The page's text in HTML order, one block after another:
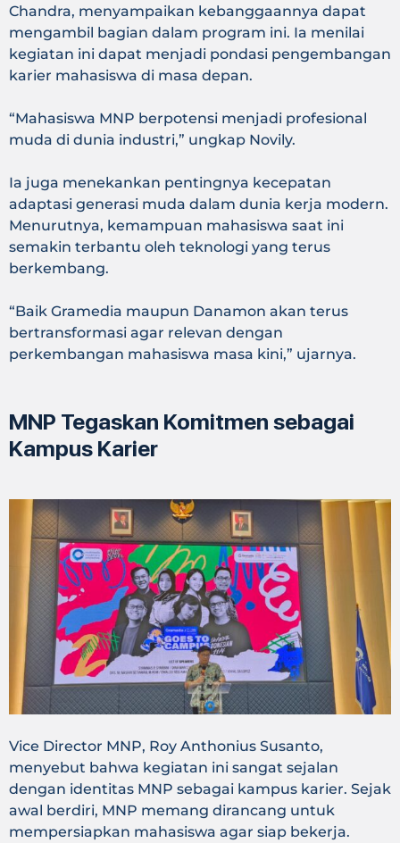
Chandra, menyampaikan kebanggaannya dapat
mengambil bagian dalam program ini. Ia menilai
kegiatan ini dapat menjadi pondasi pengembangan
karier mahasiswa di masa depan.
“Mahasiswa MNP berpotensi menjadi profesional
muda di dunia industri,” ungkap Novily.
Ia juga menekankan pentingnya kecepatan
adaptasi generasi muda dalam dunia kerja modern.
Menurutnya, kemampuan mahasiswa saat ini
semakin terbantu oleh teknologi yang terus
berkembang.
“Baik Gramedia maupun Danamon akan terus
bertransformasi agar relevan dengan
perkembangan mahasiswa masa kini,” ujarnya.
MNP Tegaskan Komitmen sebagai
Kampus Karier
Vice Director MNP, Roy Anthonius Susanto,
menyebut bahwa kegiatan ini sangat sejalan
dengan identitas MNP sebagai kampus karier. Sejak
awal berdiri, MNP memang dirancang untuk
mempersiapkan mahasiswa agar siap bekerja.